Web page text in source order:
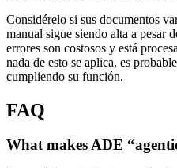
Considérelo si sus documentos
manual sigue siendo alta a pesar
errores son costosos y está
nada de esto se aplica, es
cumpliendo su función.
FAQ
What makes ADE